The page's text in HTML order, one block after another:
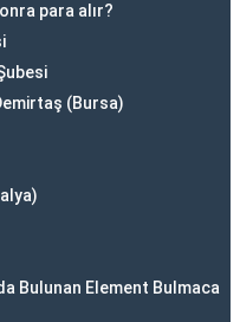
para alır?
(Bursa)
Bulunan Element Bulmaca